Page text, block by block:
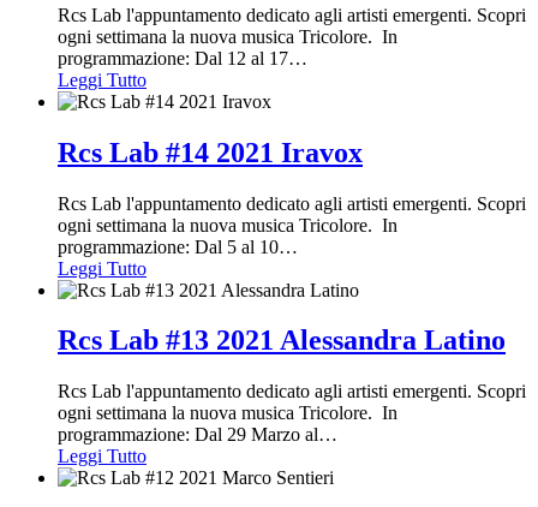
Rcs Lab l'appuntamento dedicato agli artisti emergenti. Scopri
ogni settimana la nuova musica Tricolore. In
programmazione: Dal 12 al 17…
Leggi Tutto
Rcs Lab #14 2021 Iravox
Rcs Lab l'appuntamento dedicato agli artisti emergenti. Scopri
ogni settimana la nuova musica Tricolore. In
programmazione: Dal 5 al 10…
Leggi Tutto
Rcs Lab #13 2021 Alessandra Latino
Rcs Lab l'appuntamento dedicato agli artisti emergenti. Scopri
ogni settimana la nuova musica Tricolore. In
programmazione: Dal 29 Marzo al…
Leggi Tutto